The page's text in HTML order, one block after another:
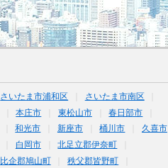
さいたま市浦和区
さいたま市南区
本庄市 東松山市
春日部市
和光市 新座市 桶川市
久喜市
白岡市
北足立郡伊奈町
比企郡鳩山町
秩父郡皆野町